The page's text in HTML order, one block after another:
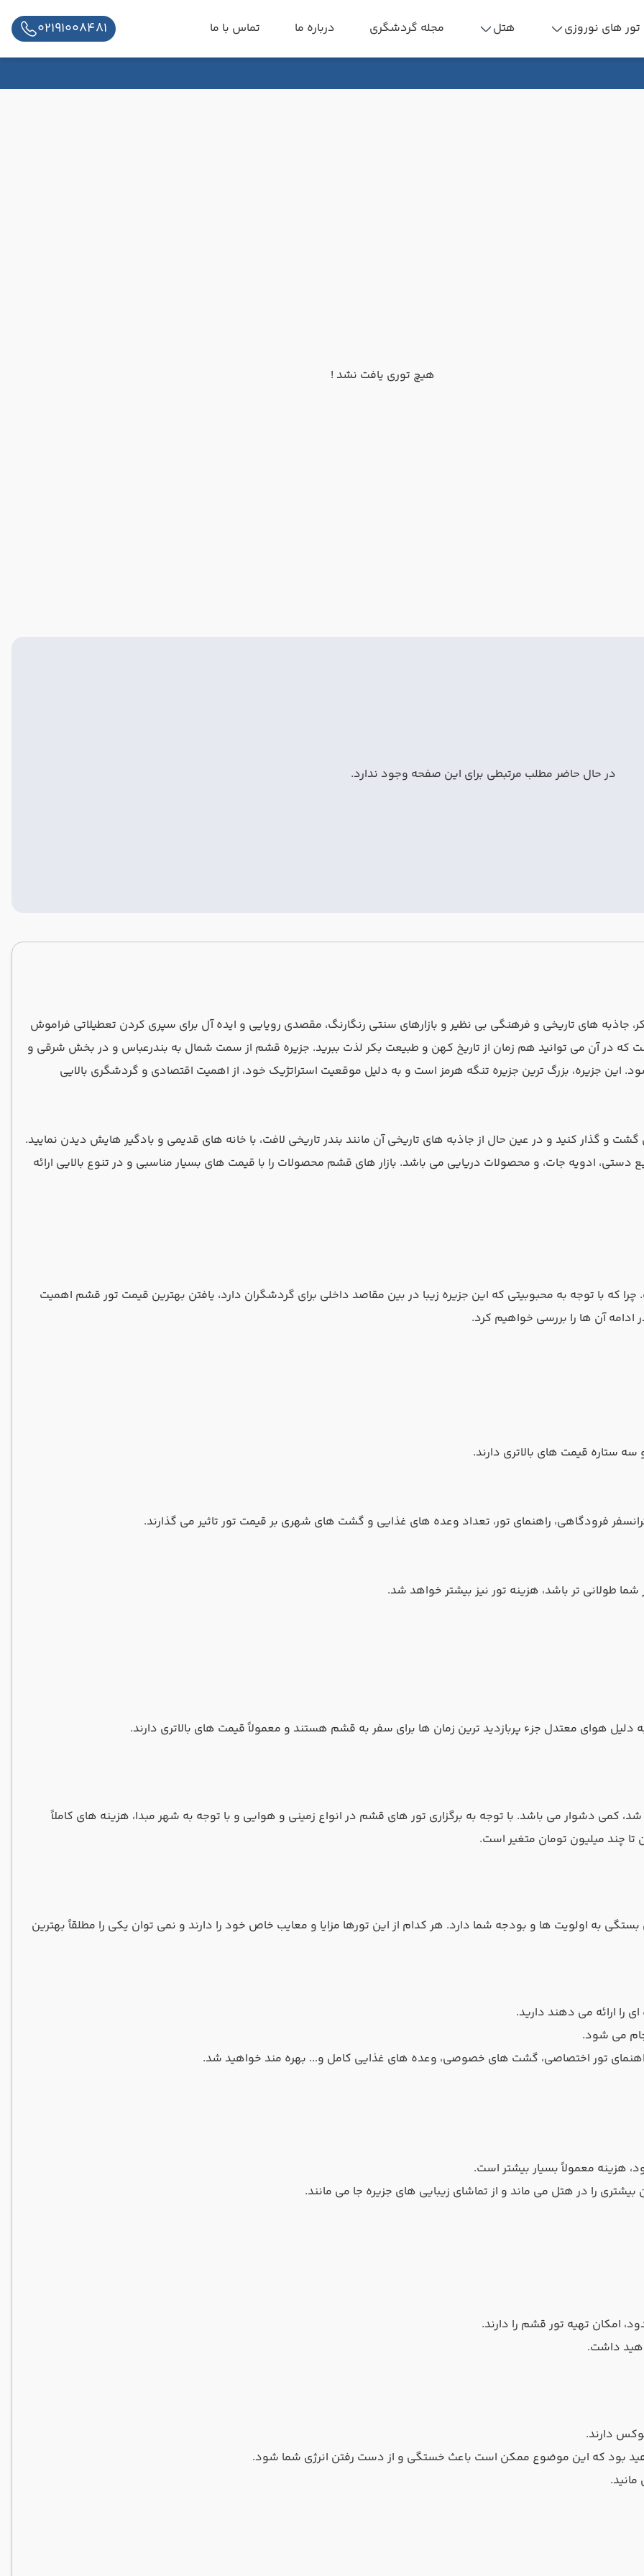
تور های نوروزی هتل مجله گردشگری درباره ما تماس با ما 02191008481
هیچ توری یافت نشد !
در حال حاضر مطلب مرتبطی برای این صفحه وجود ندارد.
جاذبه‌ های تاریخی و فرهنگی بی‌ نظیر و بازارهای سنتی رنگارنگ، مقصدی رویایی و ایده آل برای سپری کردن تعطیلاتی فراموش
در آن می‌ توانید هم زمان از تاریخ کهن و طبیعت بکر لذت ببرید. جزیره قشم از سمت شمال به بندرعباس و در بخش شرقی و
این جزیره، بزرگ ترین جزیره تنگه هرمز است و به دلیل موقعیت استراتژیک خود، از اهمیت اقتصادی و گردشگری بالایی
و گذار کنید و در عین حال از جاذبه های تاریخی آن مانند بندر تاریخی لافت، با خانه‌ های قدیمی و بادگیر هایش دیدن نمایید.
دستی، ادویه جات، و محصولات دریایی می باشد. بازار های قشم محصولات را با قیمت های بسیار مناسبی و در تنوع بالایی ارائه
که با توجه به محبوبیتی که این جزیره زیبا در بین مقاصد داخلی برای گردشگران دارد، یافتن بهترین قیمت تور قشم اهمیت
ادامه آن ها را بررسی خواهیم کرد.
ستاره قیمت های بالاتری دارند.
فرودگاهی، راهنمای تور، تعداد وعده‌ های غذایی و گشت ‌های شهری بر قیمت تور تاثیر می‌ گذارند.
طولانی ‌تر باشد، هزینه تور نیز بیشتر خواهد شد.
هوای معتدل جزء پربازدید ترین زمان‌ ها برای سفر به قشم هستند و معمولاً قیمت‌ های بالاتری دارند.
کمی دشوار می باشد. با توجه به برگزاری تور های قشم در انواع زمینی و هوایی و با توجه به شهر مبدا، هزینه های کاملاً
تا چند میلیون تومان متغیر است.
به اولویت‌ ها و بودجه شما دارد. هر کدام از این تورها مزایا و معایب خاص خود را دارند و نمی توان یکی را مطلقاً بهترین
را ارائه می دهند دارید.
می شود.
تور اختصاصی، گشت‌ های خصوصی، وعده‌ های غذایی کامل و... بهره مند خواهید شد.
هزینه معمولاً بسیار بیشتر است.
را در هتل می ماند و از تماشای زیبایی های جزیره جا می مانند.
امکان تهیه تور قشم را دارند.
داشت.
دارند.
خواهید بود که این موضوع ممکن است باعث خستگی و از دست رفتن انرژی شما شود.